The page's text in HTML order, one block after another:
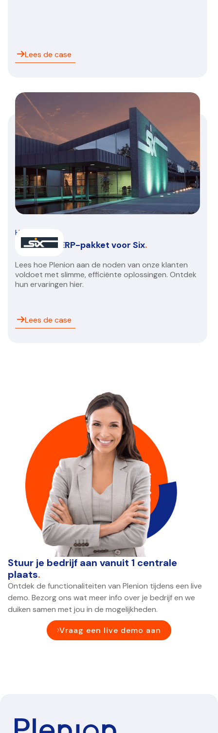
Lees de case
HVAC/R
Een nieuw ERP-pakket voor Six.
Lees hoe Plenion aan de noden van onze klanten
voldoet met slimme, efficiënte oplossingen. Ontdek
hun ervaringen hier.
Lees de case
Stuur je bedrijf aan vanuit 1 centrale
plaats.
Ontdek de functionaliteiten van Plenion tijdens een live
demo. Bezorg ons wat meer info over je bedrijf en we
duiken samen met jou in de mogelijkheden.
Vraag een live demo aan